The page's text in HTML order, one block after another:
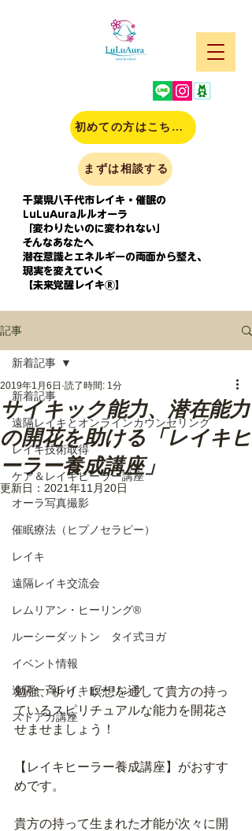
千葉県八千代市レイキ・催眠の
LuLuAuraルルオーラ
「変わりたいのに変われない」
そんなあなたへ
潜在意識とエネルギーの両面から整え、
現実を変えていく
【未来覚醒レイキⓇ】
初めての方はこちら(申込)
まずは相談する
記事
新着記事
遠隔レイキとオンラインカウンセリング
レイキ技術取得
ケア＆レイキヒーラー講座
オーラ写真撮影
催眠療法（ヒプノセラピー）
レイキ
遠隔レイキ交流会
レムリアン・ヒーリング®
ルーシーダットン タイ式ヨガ
イベント情報
遠隔一斉レイキヒーリング
ストアカ講座
新着記事
サイキック能力、潜在能力
の開花を助ける「レイキヒ
ーラー養成講座」
2019年1月6日 読了時間: 1分
更新日： 2021年11月20日
勉強、祈り、瞑想を通して貴方の持っ
ているスピリチュアルな能力を開花さ
せませましょう！
【レイキヒーラー養成講座】がおすす
めです。
貴方の持って生まれた才能が次々に開